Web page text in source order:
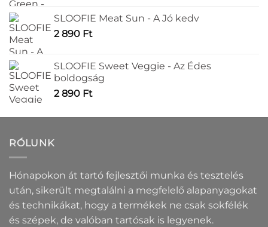
SLOOFIE Meat Sun - A Jó kedv
2 890 Ft
SLOOFIE Sweet Veggie - Az Édes
boldogság
2 890 Ft
RÓLUNK
Hónapokon át tartó fejlesztői munka és tesztelés
után, sikerült megtalálni a megfelelő alapanyagokat
és technikákat, hogy a termékek ne csak sokfélék
és szépek, de valóban tartósak is legyenek.